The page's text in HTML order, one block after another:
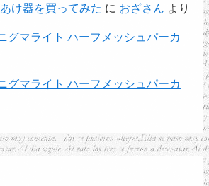
け器を買ってみた に おざさん より
グマライト ハーフメッシュパーカ
グマライト ハーフメッシュパーカ